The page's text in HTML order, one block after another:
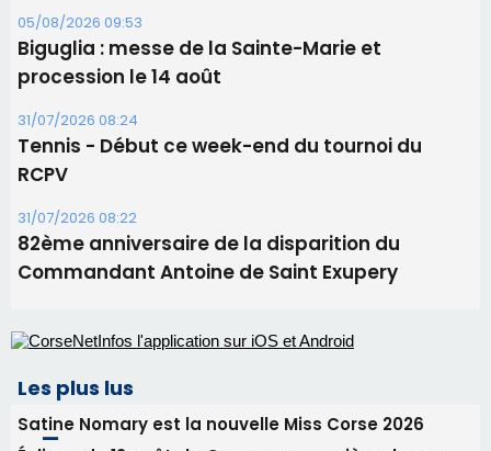
06/08/2026 15:25
Corte – L’association A Nuciola organise une
projection sous les étoiles
06/08/2026 15:04
Alata - Soirée Tango Argentin au stade de San
Benedetto
05/08/2026 09:53
Biguglia : messe de la Sainte-Marie et
procession le 14 août
Tennis - Début ce week-end du tournoi du
RCPV
31/07/2026 08:22
82ème anniversaire de la disparition du